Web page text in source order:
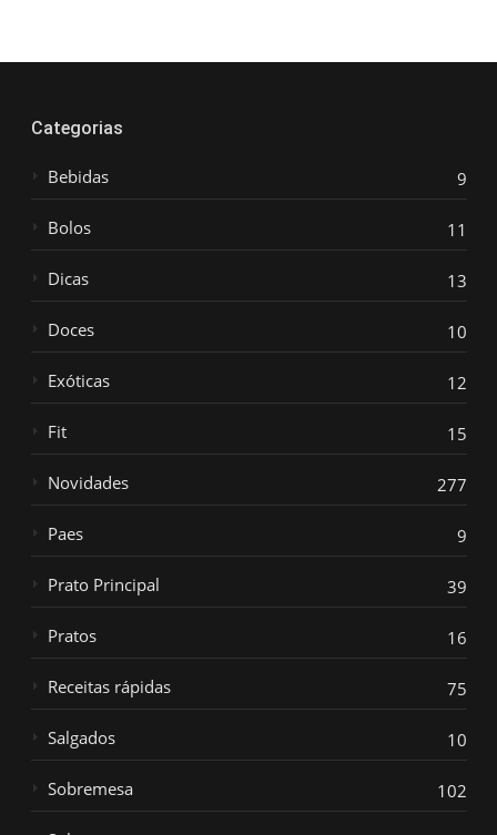
Categorias
Bebidas 9
Bolos 11
Dicas 13
Doces 10
Exóticas 12
Fit 15
Novidades 277
Paes 9
Prato Principal 39
Pratos 16
Receitas rápidas 75
Salgados 10
Sobremesa 102